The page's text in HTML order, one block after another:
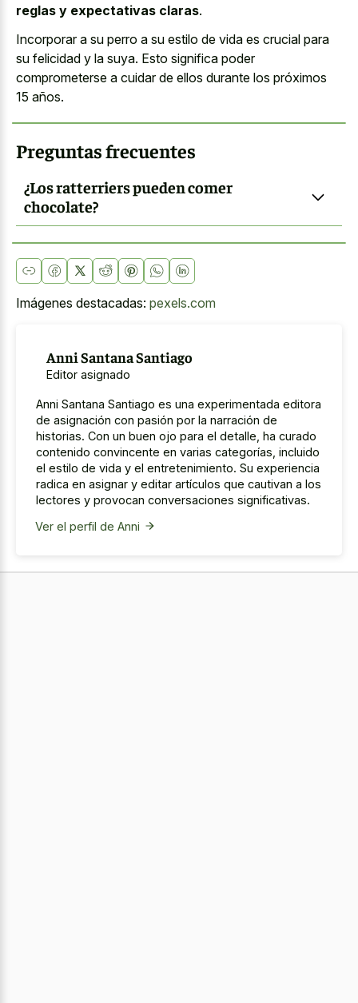
reglas y expectativas claras.
Incorporar a su perro a su estilo de vida es crucial para
su felicidad y la suya. Esto significa poder
comprometerse a cuidar de ellos durante los próximos
15 años.
Preguntas frecuentes
¿Los ratterriers pueden comer
chocolate?
Imágenes destacadas: pexels.com
Anni Santana Santiago
Editor asignado
Anni Santana Santiago es una experimentada editora
de asignación con pasión por la narración de
historias. Con un buen ojo para el detalle, ha curado
contenido convincente en varias categorías, incluido
el estilo de vida y el entretenimiento. Su experiencia
radica en asignar y editar artículos que cautivan a los
lectores y provocan conversaciones significativas.
Ver el perfil de Anni